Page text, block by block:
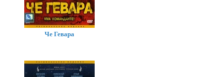
Че Гевара